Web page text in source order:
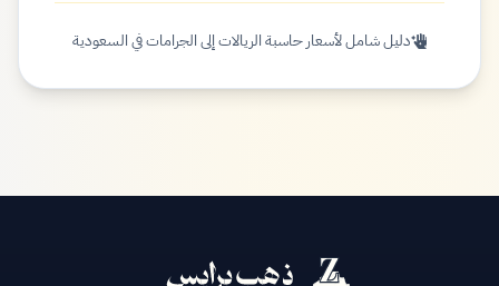
دليل شامل لأسعار حاسبة الريالات إلى الجرامات في السعودية